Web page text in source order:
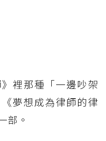
裡那種「一邊吵架
夢想成為律師的律
部。